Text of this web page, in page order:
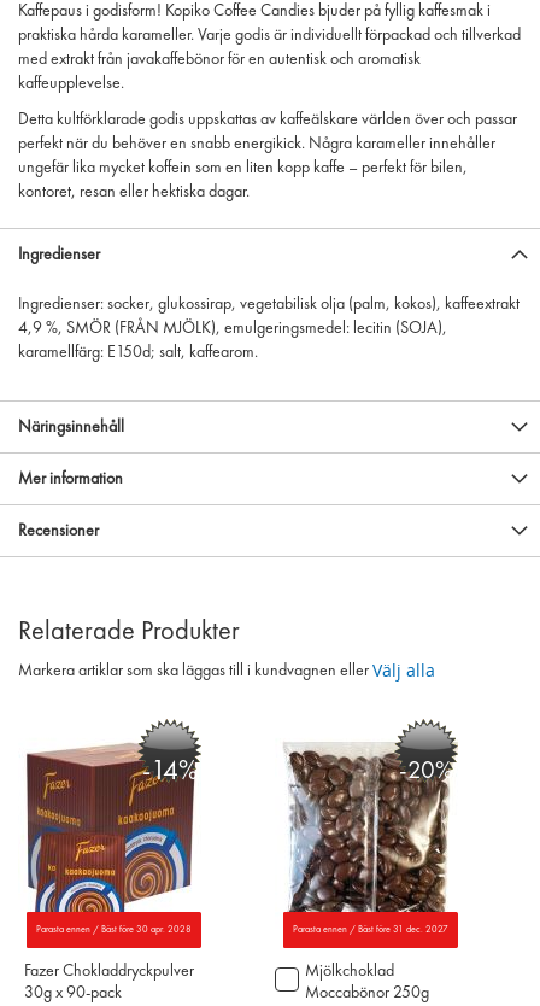
Kaffepaus i godisform! Kopiko Coffee Candies bjuder på fyllig kaffesmak i
praktiska hårda karameller. Varje godis är individuellt förpackad och tillverkad
med extrakt från javakaffebönor för en autentisk och aromatisk
kaffeupplevelse.
Detta kultförklarade godis uppskattas av kaffeälskare världen över och passar
perfekt när du behöver en snabb energikick. Några karameller innehåller
ungefär lika mycket koffein som en liten kopp kaffe – perfekt för bilen,
kontoret, resan eller hektiska dagar.
Ingredienser
Ingredienser: socker, glukossirap, vegetabilisk olja (palm, kokos), kaffeextrakt
4,9 %, SMÖR (FRÅN MJÖLK), emulgeringsmedel: lecitin (SOJA),
karamellfärg: E150d; salt, kaffearom.
Näringsinnehåll
Mer information
Recensioner
Relaterade Produkter
Markera artiklar som ska läggas till i kundvagnen eller Välj alla
Parasta ennen / Bäst före 30 apr. 2028
-14%
Fazer Chokladdryckpulver
30g x 90-pack
-20%
Parasta ennen / Bäst före 31 dec. 2027
Mjölkchoklad
Moccabönor 250g
Lägg
till